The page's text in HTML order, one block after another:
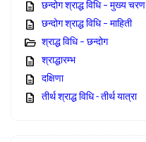
छन्दोग श्राद्ध विधि – मुख्य चरण
छन्दोग श्राद्ध विधि – माहिती
श्राद्ध विधि – छन्दोग
श्राद्धारम्भ
दक्षिणा
तीर्थ श्राद्ध विधि - तीर्थ यात्रा